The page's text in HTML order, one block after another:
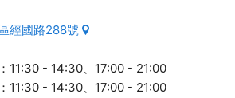
經國路288號
11:30 - 14:30、17:00 - 21:00
11:30 - 14:30、17:00 - 21:00